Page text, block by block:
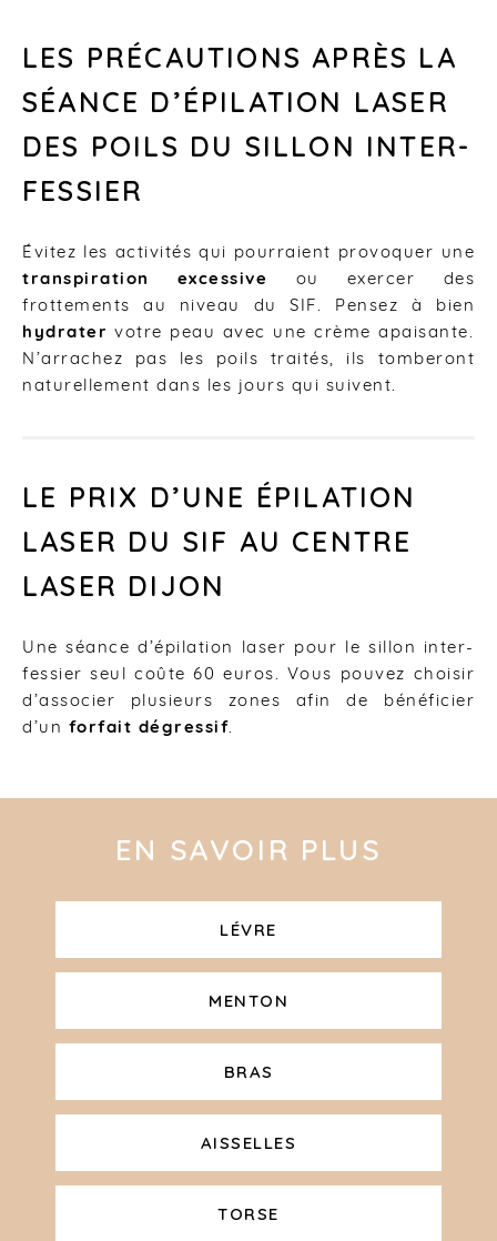
LES PRÉCAUTIONS APRÈS LA
SÉANCE D’ÉPILATION LASER
DES POILS DU SILLON INTER-
FESSIER
Évitez les activités qui pourraient provoquer une
transpiration excessive ou exercer des
frottements au niveau du SIF. Pensez à bien
hydratervotre peau avec une crème apaisante.
N’arrachez pas les poils traités, ils tomberont
naturellement dans les jours qui suivent.
LE PRIX D’UNE ÉPILATION
LASER DU SIF AU CENTRE
LASER DIJON
Une séance d’épilation laser pour le sillon inter-
fessier seul coûte 60 euros. Vous pouvez choisir
d’associer plusieurs zones afin de bénéficier
d’un forfait dégressif.
EN SAVOIR PLUS
LÉVRE
MENTON
BRAS
AISSELLES
TORSE